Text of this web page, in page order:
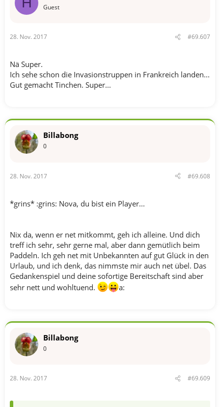
Guest
28. Nov. 2017 #69.607
Nä Super.
Ich sehe schon die Invasionstruppen in Frankreich landen...
Gut gemacht Tinchen. Super...
Billabong
0
28. Nov. 2017 #69.608
*grins* :grins: Nova, du bist ein Player...
Nix da, wenn er net mitkommt, geh ich alleine. Und dich
treff ich sehr, sehr gerne mal, aber dann gemütlich beim
Paddeln. Ich geh net mit Unbekannten auf gut Glück in den
Urlaub, und ich denk, das nimmste mir auch net übel. Das
Gedankenspiel und deine sofortige Bereitschaft sind aber
sehr nett und wohltuend.
a:
Billabong
0
28. Nov. 2017 #69.609